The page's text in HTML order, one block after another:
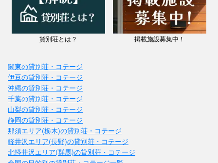
貸別荘とは？ 掲載施設募集中！
関東の貸別荘・コテージ
伊豆の貸別荘・コテージ
沖縄の貸別荘・コテージ
千葉の貸別荘・コテージ
山梨の貸別荘・コテージ
静岡の貸別荘・コテージ
那須エリア(栃木)の貸別荘・コテージ
軽井沢エリア(長野)の貸別荘・コテージ
北軽井沢エリア(群馬)の貸別荘・コテージ